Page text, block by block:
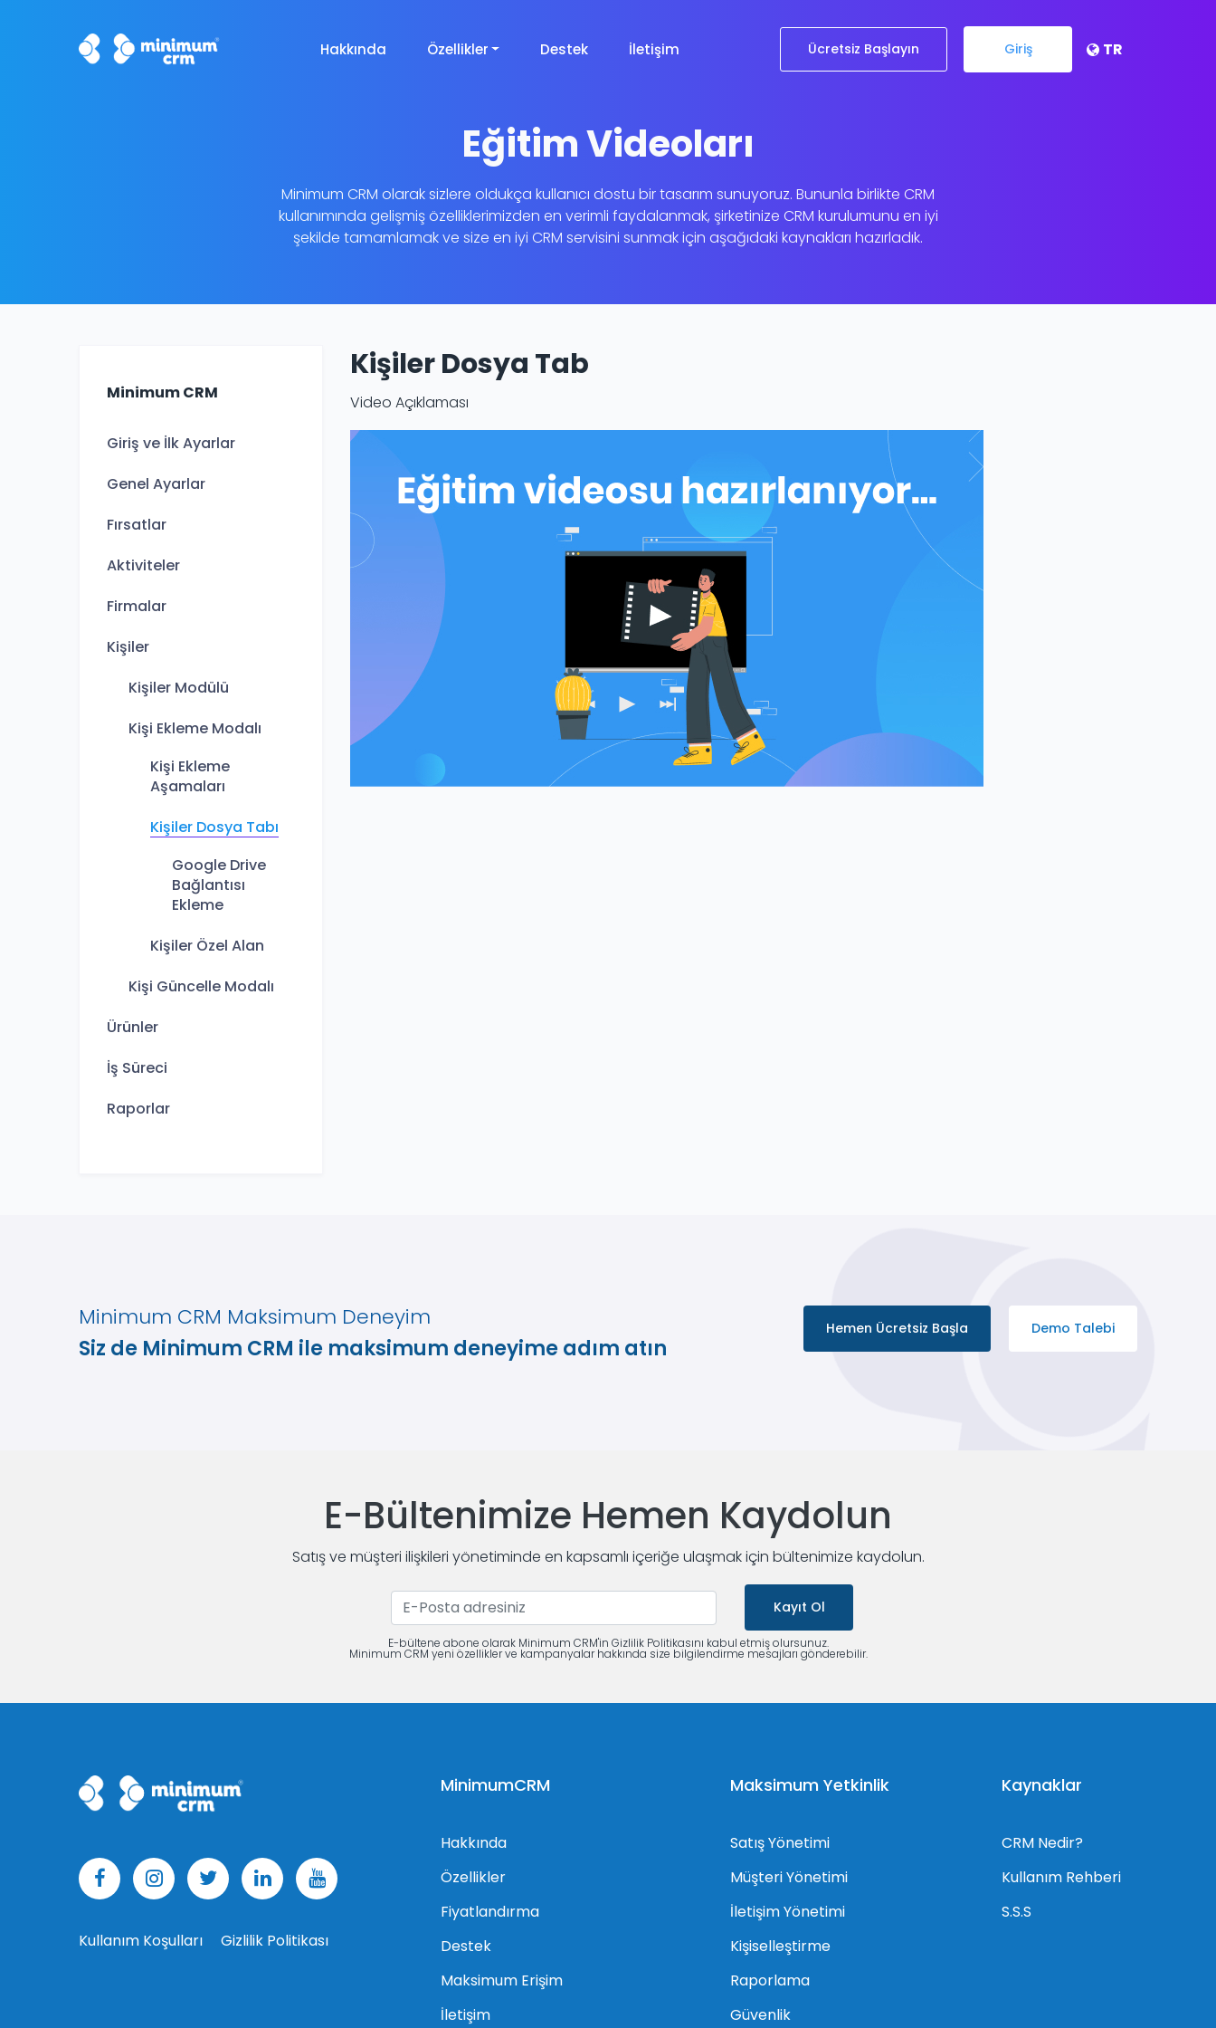
Hakkında Özellikler Destek İletişim Ücretsiz Başlayın Giriş TR
Eğitim Videoları
Minimum CRM olarak sizlere oldukça kullanıcı dostu bir tasarım sunuyoruz. Bununla birlikte CRM
kullanımında gelişmiş özelliklerimizden en verimli faydalanmak, şirketinize CRM kurulumunu en iyi
şekilde tamamlamak ve size en iyi CRM servisini sunmak için aşağıdaki kaynakları hazırladık.
Minimum CRM
Giriş ve İlk Ayarlar
Genel Ayarlar
Fırsatlar
Aktiviteler
Firmalar
Kişiler
Kişiler Modülü
Kişi Ekleme Modalı
Kişi Ekleme
Aşamaları
Kişiler Dosya Tabı
Google Drive
Bağlantısı
Ekleme
Kişiler Özel Alan
Kişi Güncelle Modalı
Ürünler
İş Süreci
Raporlar
Kişiler Dosya Tab
Video Açıklaması
Minimum CRM Maksimum Deneyim
Siz de Minimum CRM ile maksimum deneyime adım atın
Hemen Ücretsiz Başla Demo Talebi
E-Bültenimize Hemen Kaydolun
Satış ve müşteri ilişkileri yönetiminde en kapsamlı içeriğe ulaşmak için bültenimize kaydolun.
Kayıt Ol
E-bültene abone olarak Minimum CRM'in Gizlilik Politikasını kabul etmiş olursunuz.
Minimum CRM yeni özellikler ve kampanyalar hakkında size bilgilendirme mesajları gönderebilir.
Kullanım Koşulları Gizlilik Politikası
MinimumCRM
Hakkında
Özellikler
Fiyatlandırma
Destek
Maksimum Erişim
İletişim
Maksimum Yetkinlik
Satış Yönetimi
Müşteri Yönetimi
İletişim Yönetimi
Kişiselleştirme
Raporlama
Güvenlik
Kaynaklar
CRM Nedir?
Kullanım Rehberi
S.S.S